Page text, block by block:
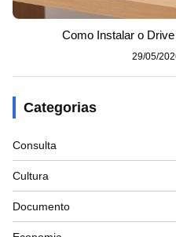
Como Instalar o
29/05/
Categorias
Consulta
Cultura
Documento